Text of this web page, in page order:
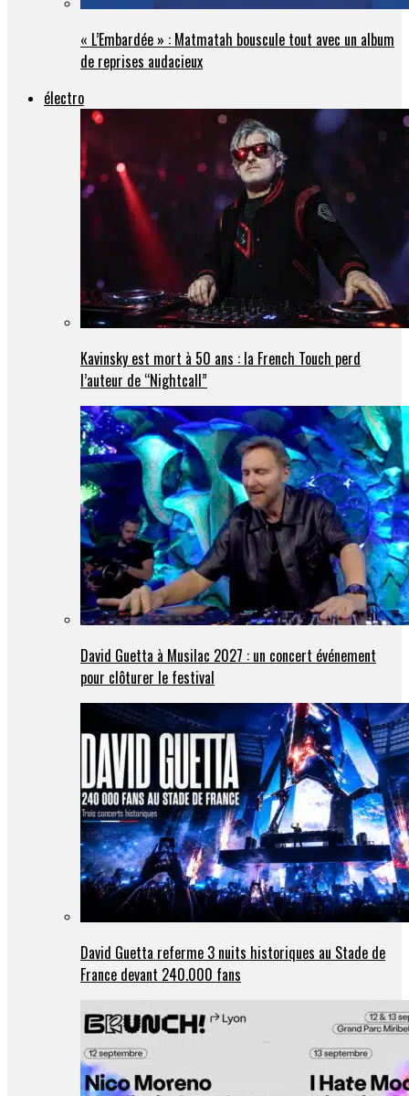
« L’Embardée » : Matmatah bouscule tout avec un album
de reprises audacieux
électro
Kavinsky est mort à 50 ans : la French Touch perd
l’auteur de “Nightcall”
David Guetta à Musilac 2027 : un concert événement
pour clôturer le festival
David Guetta referme 3 nuits historiques au Stade de
France devant 240.000 fans